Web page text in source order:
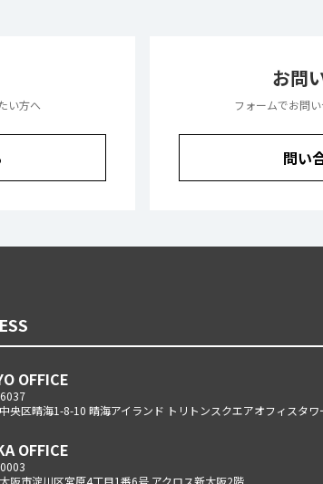
い方へ
お問
フォームでお問
問い
OFFICE
央区晴海1-8-10 晴海アイランド トリトンスクエアオフィスタワ
OFFICE